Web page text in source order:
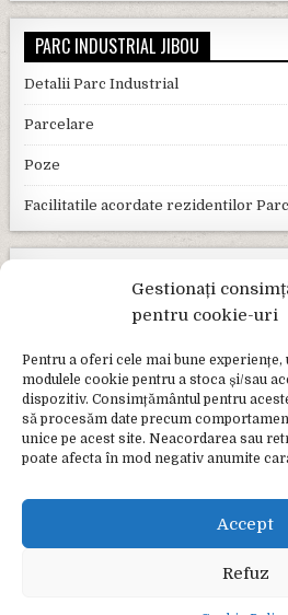
Gestionați
pentru cookie-uri
Pentru a oferi cele mai bune
modulele cookie pentru a stoca și/sau
dispozitiv. Consimțământul pentru
să procesăm date precum
unice pe acest site. Neacordarea sau
poate afecta în mod negativ anumite
Accept
Refuz
PARC INDUSTRIAL JIBOU
Detalii Parc Industrial
Parcelare
Poze
Facilitatile acordate rezidentilor
FORMULARE ONLINE
e-Guvernare.ro
E-Consultare.gov.ro
PREFECTURA JUDEȚULUI SĂLAJ